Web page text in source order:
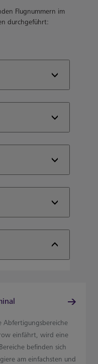
Flugnummern im
durchgeführt:
Abfertigungsbereiche
einfährt, wird eine
befinden sich
am einfachsten und